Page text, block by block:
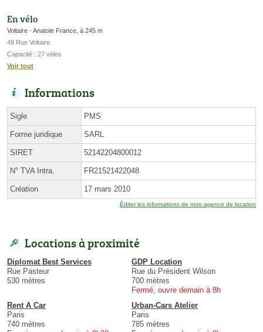
En vélo
Voltaire - Anatole France, à 245 m
49 Rue Voltaire
Capacité : 27 vélos
Voir tout
Informations
Sigle PMS
Forme juridique SARL
SIRET 52142204800012
N° TVA Intra. FR21521422048
Création 17 mars 2010
Éditer les informations de mon agence de location
Locations à proximité
Diplomat Best Services
Rue Pasteur
530 mètres
GDP Location
Rue du Président Wilson
700 mètres
Fermé, ouvre demain à 8h
Rent A Car
Paris
740 mètres
Urban-Cars Atelier
Paris
785 mètres